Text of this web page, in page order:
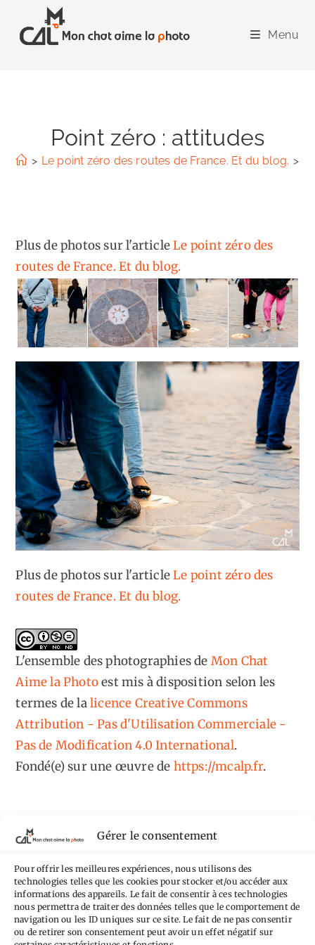
Gérer le consentement
Pour offrir les meilleures expériences, nous utilisons des
technologies telles que les cookies pour stocker et/ou accéder aux
informations des appareils. Le fait de consentir à ces technologies
nous permettra de traiter des données telles que le comportement de
navigation ou les ID uniques sur ce site. Le fait de ne pas consentir
ou de retirer son consentement peut avoir un effet négatif sur
content
Menu
Point zéro : attitudes
> Le point zéro des routes de France. Et du blog. >
Plus de photos sur l'articleLe point zéro des
routes de France. Et du blog.
Plus de photos sur l'articleLe point zéro des
routes de France. Et du blog.
L'ensemble des photographiesde Mon Chat
Aime la Photoest mis à disposition selon les
termes de lalicence Creative Commons
Attribution - Pas d'Utilisation Commerciale -
Pas de Modification 4.0 International.
Fondé(e) sur une œuvre de https://mcalp.fr.
Tags
AilleursAimez-vous bordelAllemagne Andorre
Anti tourismeBarBelgiqueBurgerChat